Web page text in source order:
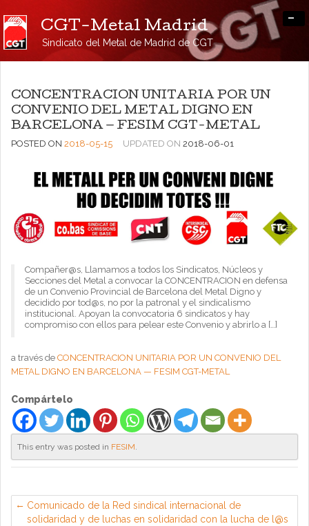
CGT-Metal Madrid
Sindicato del Metal de Madrid de CGT
-
CONCENTRACION UNITARIA POR UN
CONVENIO DEL METAL DIGNO EN
BARCELONA — FESIM CGT-METAL
POSTED ON 2018-05-15 UPDATED ON 2018-06-01
Compañer@s, Llamamos a todos los Sindicatos, Núcleos y
Secciones del Metal a convocar la CONCENTRACION en defensa
de un Convenio Provincial de Barcelona del Metal Digno y
decidido por tod@s, no por la patronal y el sindicalismo
institucional. Apoyan la convocatoria 6 sindicatos y hay
compromiso con ellos para pelear este Convenio y abrirlo a […]
a través de CONCENTRACION UNITARIA POR UN CONVENIO DEL
METAL DIGNO EN BARCELONA — FESIM CGT-METAL
Compártelo
This entry was posted in FESIM.
Comunicado de la Red sindical internacional de
solidaridad y de luchas en solidaridad con la lucha de l@s